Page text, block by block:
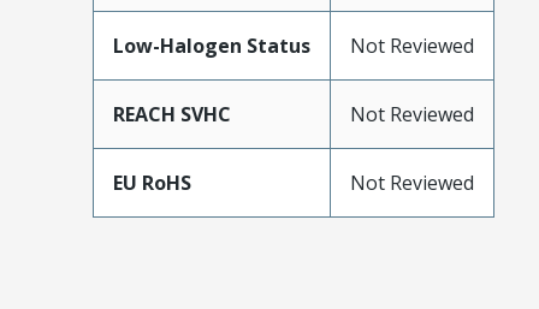
Low-Halogen Status Not Reviewed
REACH SVHC Not Reviewed
EU RoHS Not Reviewed